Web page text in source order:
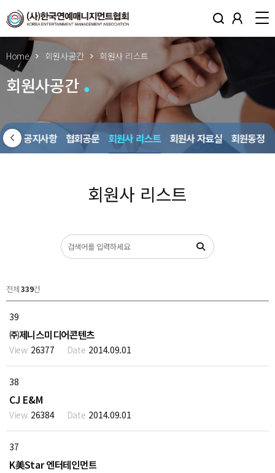
Home 회원사공간 회원사 리스트
회원사공간
원사 공지사항 협회공문 회원사 리스트 회원사 자료실 회원동정
회원사 리스트
전체339건
39
㈜제니스미디어콘텐츠
26377 2014.09.01
38
CJ E&M
26384 2014.09.01
37
K美Star 엔터테인먼트